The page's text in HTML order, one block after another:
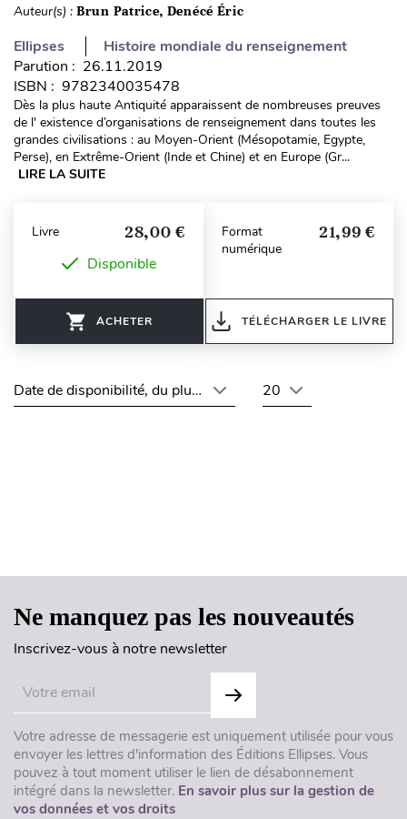
Auteur(s) : Brun Patrice, Denécé Éric
Ellipses
Histoire mondiale du renseignement
Parution : 26.11.2019
ISBN : 9782340035478
Dès la plus haute Antiquité apparaissent de nombreuses preuves
de l' existence d’organisations de renseignement dans toutes les
grandes civilisations : au Moyen-Orient (Mésopotamie, Egypte,
Perse), en Extrême-Orient (Inde et Chine) et en Europe (Gr...
LIRE LA SUITE
Livre 28,00 €
Disponible
ACHETER
Format
numérique
21,99 €
TÉLÉCHARGER LE LIVRE
Date de disponibilité, du plus récent au plus ancien
20
Ne manquez pas les nouveautés
Inscrivez-vous à notre newsletter
Votre adresse de messagerie est uniquement utilisée pour vous
envoyer les lettres d'information des Éditions Ellipses. Vous
pouvez à tout moment utiliser le lien de désabonnement
intégré dans la newsletter. En savoir plus sur la gestion de
vos données et vos droits